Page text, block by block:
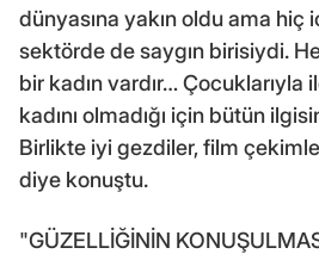
dünyasına yakın oldu ama hiç
sektörde de saygın birisiydi.
bir kadın vardır… Çocuklarıyla
kadını olmadığı için bütün
Birlikte iyi gezdiler, film
diye konuştu.
"GÜZELLİĞİNİN